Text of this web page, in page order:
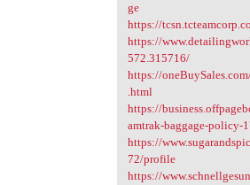
ge
https://
https://
572.315716/
https://
.html
https://
amtrak-baggage-policy-
https://
72/profile
https://